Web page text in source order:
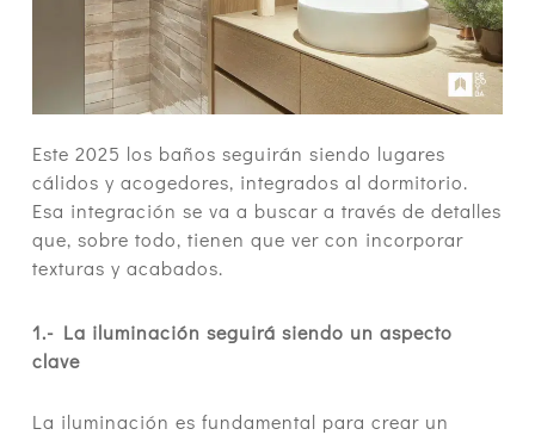
Este 2025 los baños seguirán siendo lugares
cálidos y acogedores, integrados al dormitorio.
Esa integración se va a buscar a través de detalles
que, sobre todo, tienen que ver con incorporar
texturas y acabados.
1.- La iluminación seguirá siendo un aspecto
clave
La iluminación es fundamental para crear un